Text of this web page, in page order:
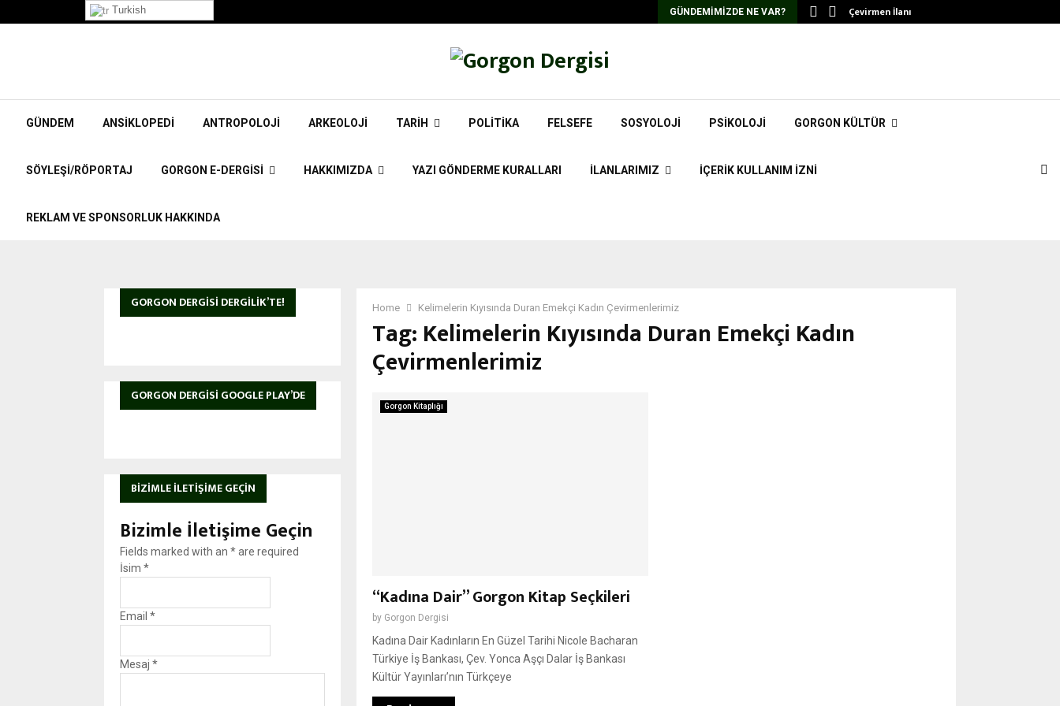
GÜNDEMIMIZDE NE VAR?
”Korpiklaani” Röportajı Çevirmen İlanı
GÜNDEM ANSIKLOPEDI ANTROPOLOJI ARKEOLOJI TARIH POLITIKA FELSEFE SOSYOLOJI PSIKOLOJI GORGON KÜLTÜR
SÖYLEŞI/RÖPORTAJ GORGON E-DERGISI HAKKIMIZDA YAZI GÖNDERME KURALLARI İLANLARIMIZ İÇERIK KULLANIM İZNI
REKLAM VE SPONSORLUK HAKKINDA
Home Kelimelerin Kıyısında Duran Emekçi Kadın Çevirmenlerimiz
Tag: Kelimelerin Kıyısında Duran Emekçi Kadın
Çevirmenlerimiz
Gorgon Kitaplığı
“Kadına Dair” Gorgon Kitap Seçkileri
by Gorgon Dergisi
Kadına Dair Kadınların En Güzel Tarihi Nicole Bacharan
Türkiye İş Bankası, Çev. Yonca Aşçı Dalar İş Bankası
Kültür Yayınları’nın Türkçeye
GORGON DERGISI DERGILIK’TE!
GORGON DERGISI GOOGLE PLAY’DE
BIZIMLE İLETIŞIME GEÇIN
Bizimle İletişime Geçin
Fields marked with an *are required
İsim *
Email *
Mesaj *
Turkish